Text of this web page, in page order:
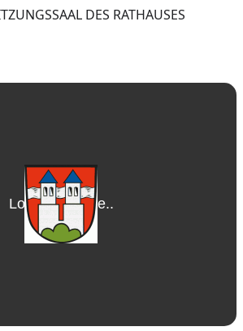
DES RATHAUSES